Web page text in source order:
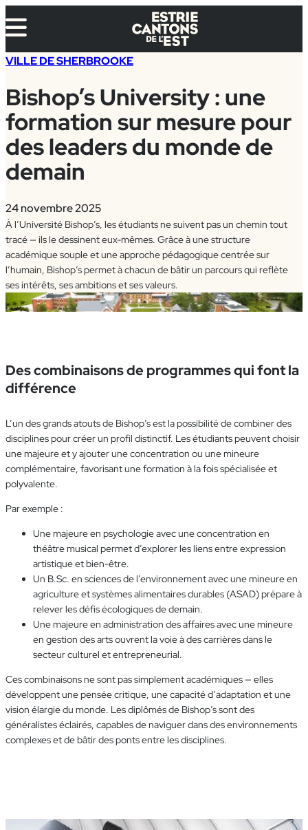
au
VILLE DE SHERBROOKE
Bishop’s University : une
formation sur mesure pour
des leaders du monde de
demain
24 novembre 2025
À l’Université Bishop’s, les étudiants ne suivent pas un chemin tout
tracé — ils le dessinent eux-mêmes. Grâce à une structure
académique souple et une approche pédagogique centrée sur
l’humain, Bishop’s permet à chacun de bâtir un parcours qui reflète
ses intérêts, ses ambitions et ses valeurs.
Des combinaisons de programmes qui font la
différence
L’un des grands atouts de Bishop’s est la possibilité de combiner des
disciplines pour créer un profil distinctif. Les étudiants peuvent choisir
une majeure et y ajouter une concentration ou une mineure
complémentaire, favorisant une formation à la fois spécialisée et
polyvalente.
Par exemple :
Une majeure en psychologie avec une concentration en
théâtre musical permet d’explorer les liens entre expression
artistique et bien-être.
Un B.Sc. en sciences de l’environnement avec une mineure en
agriculture et systèmes alimentaires durables (ASAD) prépare à
relever les défis écologiques de demain.
Une majeure en administration des affaires avec une mineure
en gestion des arts ouvrent la voie à des carrières dans le
secteur culturel et entrepreneurial.
Ces combinaisons ne sont pas simplement académiques — elles
développent une pensée critique, une capacité d’adaptation et une
vision élargie du monde. Les diplômés de Bishop’s sont des
généralistes éclairés, capables de naviguer dans des environnements
complexes et de bâtir des ponts entre les disciplines.